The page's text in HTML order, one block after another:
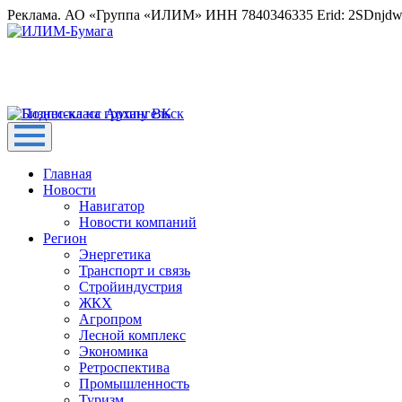
Реклама. АО «Группа «ИЛИМ» ИНН 7840346335 Erid:
Главная
Новости
Навигатор
Новости компаний
Регион
Энергетика
Транспорт и связь
Стройиндустрия
ЖКХ
Агропром
Лесной комплекс
Экономика
Ретроспектива
Промышленность